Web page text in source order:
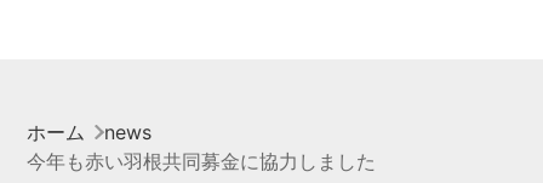
ホーム
news
今年も赤い羽根共同募金に協力しました